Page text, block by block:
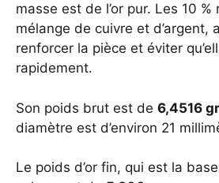
masse est de l’or pur. Les 10
mélange de cuivre et d’argent,
renforcer la pièce et éviter
rapidement.
Son poids brut est de 6,4516
diamètre est d’environ 21
Le poids d’or fin, qui est la